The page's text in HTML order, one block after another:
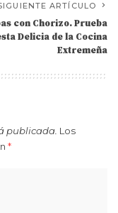
ARTÍCULO
con Chorizo. Prueba
Delicia de la Cocina
Extremeña
publicada. Los
*